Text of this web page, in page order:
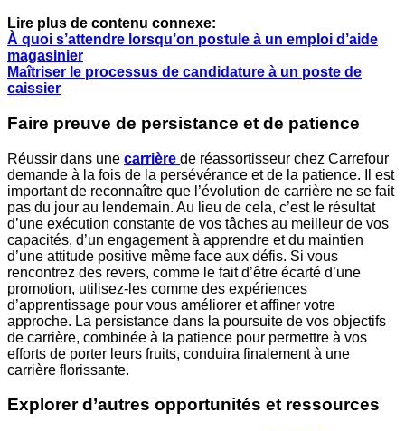
Lire plus de contenu connexe:
À quoi s’attendre lorsqu’on postule à un emploi d’aide
magasinier
Maîtriser le processus de candidature à un poste de
caissier
Faire preuve de persistance et de patience
Réussir dans une carrière de réassortisseur chez Carrefour
demande à la fois de la persévérance et de la patience. Il est
important de reconnaître que l’évolution de carrière ne se fait
pas du jour au lendemain. Au lieu de cela, c’est le résultat
d’une exécution constante de vos tâches au meilleur de vos
capacités, d’un engagement à apprendre et du maintien
d’une attitude positive même face aux défis. Si vous
rencontrez des revers, comme le fait d’être écarté d’une
promotion, utilisez-les comme des expériences
d’apprentissage pour vous améliorer et affiner votre
approche. La persistance dans la poursuite de vos objectifs
de carrière, combinée à la patience pour permettre à vos
efforts de porter leurs fruits, conduira finalement à une
carrière florissante.
Explorer d’autres opportunités et ressources